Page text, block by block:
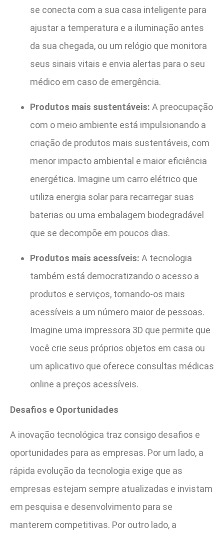
se conecta com a sua casa inteligente para
ajustar a temperatura e a iluminação antes
da sua chegada, ou um relógio que monitora
seus sinais vitais e envia alertas para o seu
médico em caso de emergência.
Produtos mais sustentáveis: A preocupação
com o meio ambiente está impulsionando a
criação de produtos mais sustentáveis, com
menor impacto ambiental e maior eficiência
energética. Imagine um carro elétrico que
utiliza energia solar para recarregar suas
baterias ou uma embalagem biodegradável
que se decompõe em poucos dias.
Produtos mais acessíveis: A tecnologia
também está democratizando o acesso a
produtos e serviços, tornando-os mais
acessíveis a um número maior de pessoas.
Imagine uma impressora 3D que permite que
você crie seus próprios objetos em casa ou
um aplicativo que oferece consultas médicas
online a preços acessíveis.
Desafios e Oportunidades
A inovação tecnológica traz consigo desafios e
oportunidades para as empresas. Por um lado, a
rápida evolução da tecnologia exige que as
empresas estejam sempre atualizadas e invistam
em pesquisa e desenvolvimento para se
manterem competitivas. Por outro lado, a